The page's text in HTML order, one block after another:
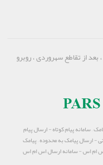
از تقاطع سهروردی ، روبرو
سامانه پیام کوتاه - ارسال پیام
ارسال پیامک به محدوده – پیامک
اس - سامانه ارسال اس ام اس